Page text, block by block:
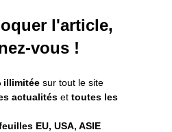
l'article,
vous !
illimitée sur tout le site
actualités et toutes les
EU, USA, ASIE